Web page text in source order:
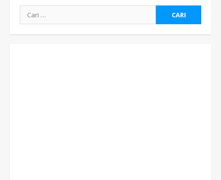
Cari
untuk: